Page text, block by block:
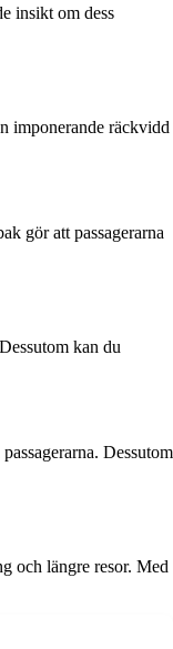
insikt om dess
imponerande räckvidd
gör att passagerarna
kan du
Dessutom
och längre resor. Med